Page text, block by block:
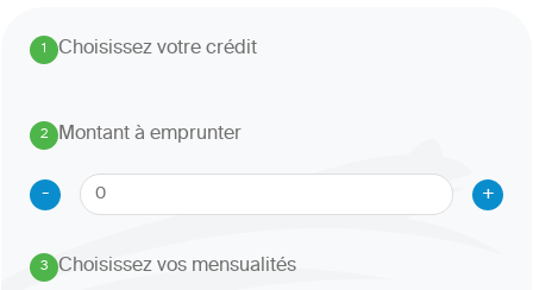
1. Choisissez votre crédit
2
.
Montant à emprunter
-
+
3
. Choisissez vos mensualités